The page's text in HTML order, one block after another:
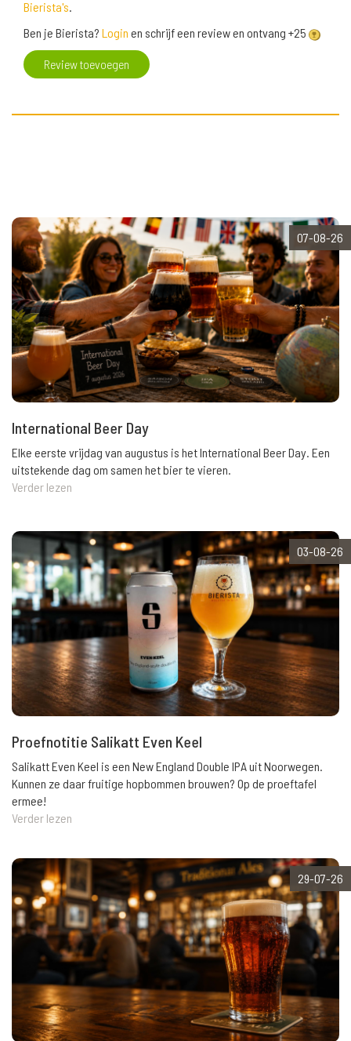
Bierista's.
Ben je Bierista? Login en schrijf een review en ontvang +25
Review toevoegen
07-08-26
International Beer Day
Elke eerste vrijdag van augustus is het International Beer Day. Een
uitstekende dag om samen het bier te vieren.
Verder lezen
03-08-26
Proefnotitie Salikatt Even Keel
Salikatt Even Keel is een New England Double IPA uit Noorwegen.
Kunnen ze daar fruitige hopbommen brouwen? Op de proeftafel
ermee!
Verder lezen
29-07-26